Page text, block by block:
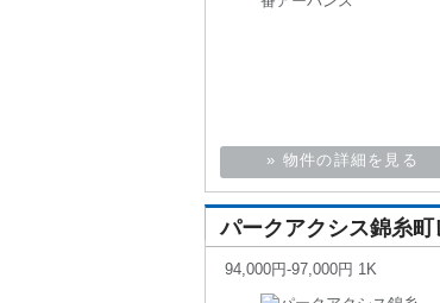
» 物件の詳細を見る
パークアクシス錦糸町
94,000円-97,000円 1K